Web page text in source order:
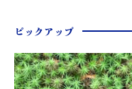
ピックアップ